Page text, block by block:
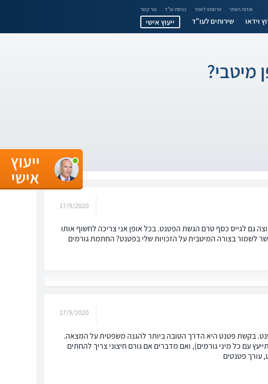
אודות האתר הרשמה לאתר כניסת עו"ד צור קשר
וידאו שירותים לעו"ד ייעוץ אישי
מיטבי?
17/9/2020
גם לגייס כסף טרם הגשת הפטנט. בכל אופן אני צריכה לחשוף אותו
לשמור בצורה המיטבית על הזכויות שלי בפטנט? החתמת גורמים
17/9/2020
בקשת פטנט היא הדרך הטובה ביותר להגנה משפטית על המצאה.
עם כל מיני גורמים), ואם מדברים אם גורם חיצוני צריך להחתים
עורך פטנטים
ייעוץ
אישי